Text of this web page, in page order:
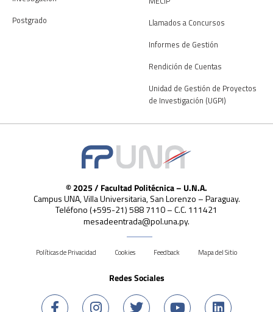
Postgrado
Llamados a Concursos
Informes de Gestión
Rendición de Cuentas
Unidad de Gestión de Proyectos
de Investigación (UGPI)
© 2025 / Facultad Politécnica – U.N.A.
Campus UNA, Villa Universitaria, San Lorenzo – Paraguay.
Teléfono (+595-21) 588 7110 – C.C. 111421
mesadeentrada@pol.una.py.
Políticas de Privacidad Cookies Feedback Mapa del Sitio
Redes Sociales